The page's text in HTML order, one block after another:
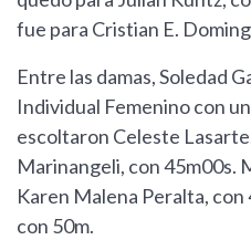
fue para Cristian E.
Entre las damas, Soledad
Individual Femenino con
escoltaron Celeste
Marinangeli, con 45m00s.
Karen Malena Peralta,
con 50m.